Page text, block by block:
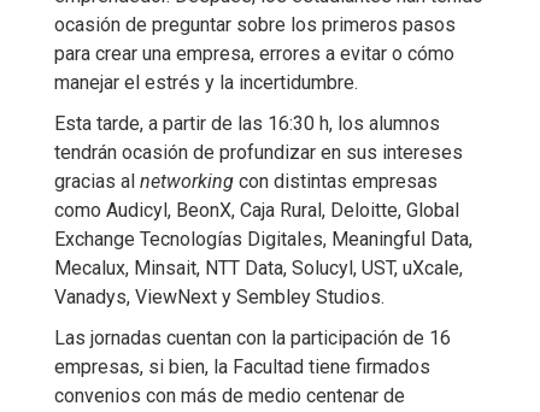
ocasión de preguntar sobre los primeros pasos
para crear una empresa, errores a evitar o cómo
manejar el estrés y la incertidumbre.
Esta tarde, a partir de las 16:30 h, los alumnos
tendrán ocasión de profundizar en sus intereses
gracias al networking con distintas empresas
como Audicyl, BeonX, Caja Rural, Deloitte, Global
Exchange Tecnologías Digitales, Meaningful Data,
Mecalux, Minsait, NTT Data, Solucyl, UST, uXcale,
Vanadys, ViewNext y Sembley Studios.
Las jornadas cuentan con la participación de 16
empresas, si bien, la Facultad tiene firmados
convenios con más de medio centenar de